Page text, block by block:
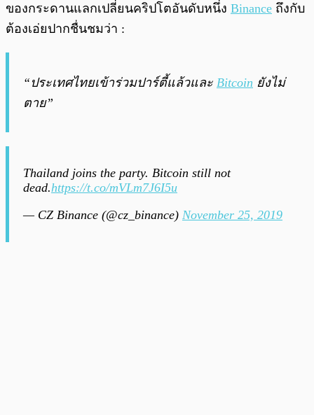
ของกระดานแลกเปลี่ยนคริปโตอันดับหนึ่ง Binance ถึงกับ
ต้องเอ่ยปากชื่นชมว่า :
“ ประเทศไทยเข้าร่วมปาร์ตี้แล้วและ Bitcoin ยังไม่
ตาย”
Thailand joins the party. Bitcoin still not
dead.https://t.co/mVLm7J6I5u
— CZ Binance (@cz_binance) November 25, 2019